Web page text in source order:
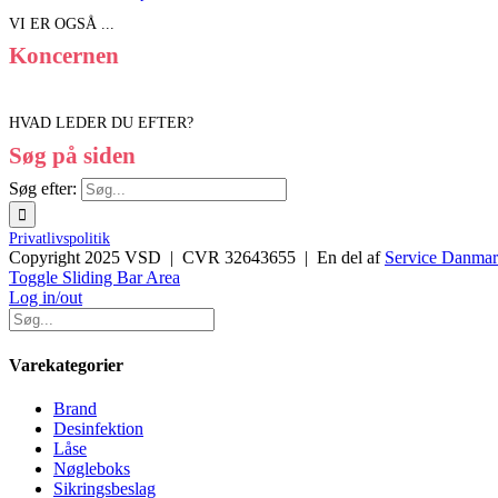
VI ER OGSÅ ...
Koncernen
HVAD LEDER DU EFTER?
Søg på siden
Søg efter:
Privatlivspolitik
Copyright 2025 VSD | CVR 32643655 | En del af Service
Toggle Sliding Bar Area
Log in/out
Varekategorier
Brand
Desinfektion
Låse
Nøgleboks
Sikringsbeslag